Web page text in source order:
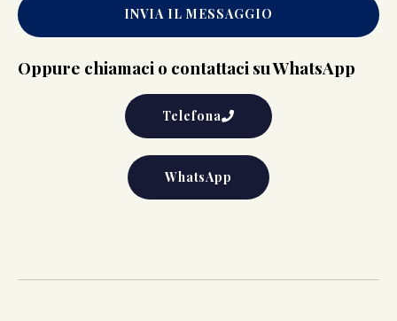
INVIA IL MESSAGGIO
Oppure chiamaci o contattaci su WhatsApp
Telefona
WhatsApp